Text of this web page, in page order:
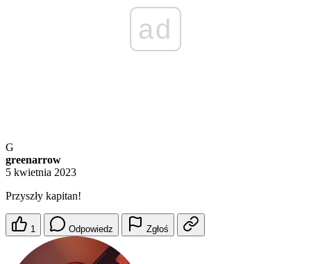
ad
G
greenarrow
5 kwietnia 2023
Przyszły kapitan!
1 Odpowiedz Zgłoś